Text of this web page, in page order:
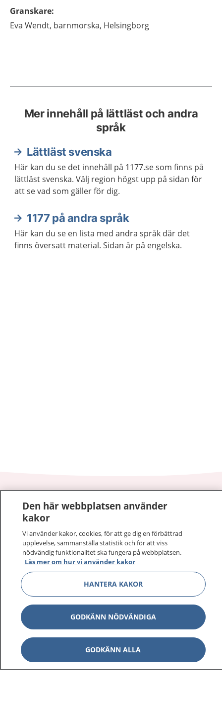
Granskare:
Eva Wendt, barnmorska, Helsingborg
Mer innehåll på lättläst och andra
språk
Lättläst svenska
Här kan du se det innehåll på 1177.se som finns på
lättläst svenska. Välj region högst upp på sidan för
att se vad som gäller för dig.
1177 på andra språk
Här kan du se en lista med andra språk där det
finns översatt material. Sidan är på engelska.
På 1177.se får du råd om hälsa och information om
sjukdomar och vilka mottagningar du kan kontakta.
Logga in för att läsa din journal och göra dina
vårdärenden. Ring telefonnummer 1177 för
sjukvårdsrådgivning dygnet runt.
1177 ger dig råd när du vill må bättre.
1177 på flera språk Visa
Visa
Den här webbplatsen använder
kakor
Vi använder kakor, cookies, för att ge dig en förbättrad
upplevelse, sammanställa statistik och för att viss
nödvändig funktionalitet ska fungera på webbplatsen.
Läs mer om hur vi använder kakor
HANTERA KAKOR
GODKÄNN NÖDVÄNDIGA
GODKÄNN ALLA